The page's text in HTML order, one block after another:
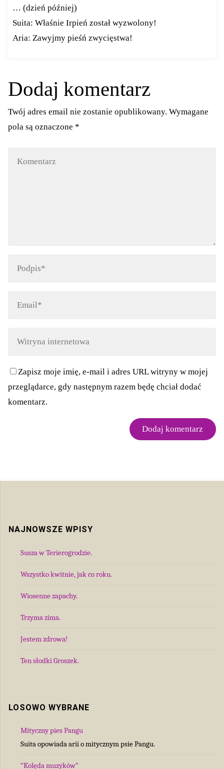
… (dzień później)
Suita: Właśnie Irpień został wyzwolony!
Aria: Zawyjmy pieśń zwycięstwa!
Dodaj komentarz
Twój adres email nie zostanie opublikowany. Wymagane
pola są oznaczone *
Zapisz moje imię, e-mail i adres URL witryny w mojej
przeglądarce, gdy następnym razem będę chciał dodać
komentarz.
NAJNOWSZE WPISY
Susza w Terierogrodzie.
Wszystko kwitnie, jak co roku.
Wiosenne zapachy.
Trzyma zima.
Jestem zdrowa!
Ten słodki Groszek.
LOSOWO WYBRANE
Mityczny pies Pangu
Suita opowiada arii o mitycznym psie Pangu.
“Kolęda muzyków”